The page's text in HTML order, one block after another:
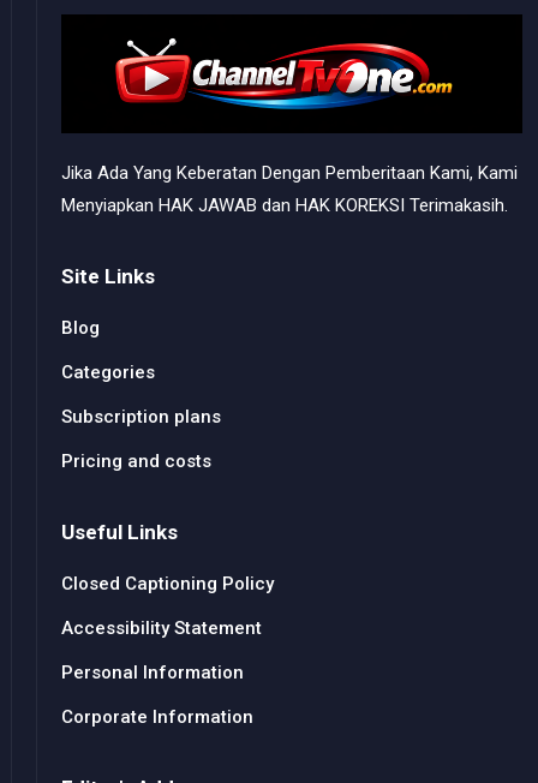
Jika Ada Yang Keberatan Dengan Pemberitaan Kami, Kami
Menyiapkan HAK JAWAB dan HAK KOREKSI Terimakasih.
Site Links
Blog
Categories
Subscription plans
Pricing and costs
Useful Links
Closed Captioning Policy
Accessibility Statement
Personal Information
Corporate Information